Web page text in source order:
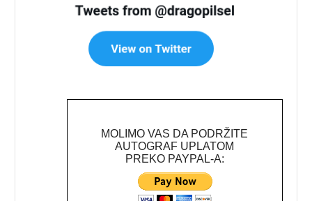
MOLIMO VAS DA PODRŽITE
AUTOGRAF UPLATOM
PREKO PAYPAL-A: